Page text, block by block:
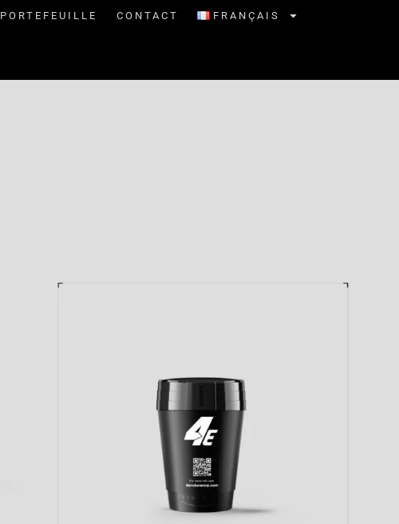
PORTEFEUILLE CONTACT FRANÇAIS